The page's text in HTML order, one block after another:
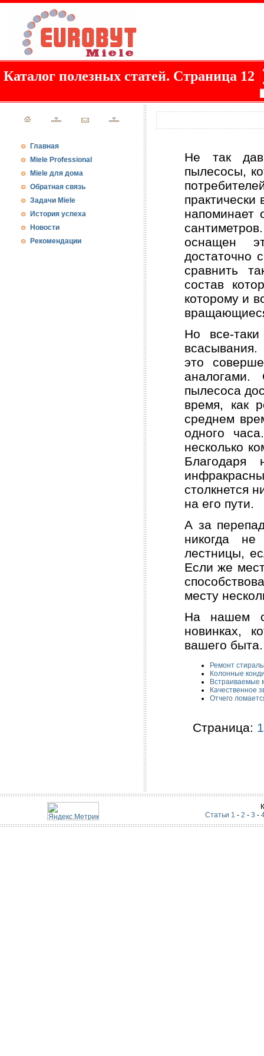
Каталог полезных статей. Страница 12
Главная
Miele Professional
Miele для дома
Обратная связь
Задачи Miele
История успеха
Новости
Рекомендации
Не так
пылесосы,
напоминает
оснащен
достаточно
сравнить
состав
которому и
Но все-
это
аналогами.
пылесоса
время, как
среднем
одного
несколько
Благодаря
столкнется
на его пути.
А за
никогда не
лестницы,
Если же
месту
На нашем
новинках,
вашего быта.
Ремонт
Колонные
Встраиваемые
Качественное
Отчего
Страница: 1
Статьи 1 - 2 - 3 -